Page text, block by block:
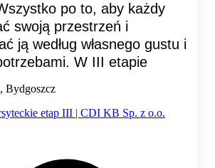
po to, aby każdy
swoją przestrzeń i
ją według własnego gustu i
W III etapie
Bydgoszcz
etap III | CDI KB Sp. z o.o.